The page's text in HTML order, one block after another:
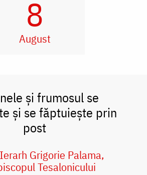
8
August
și frumosul se
și se făptuiește prin
post
Grigorie Palama,
Tesalonicului